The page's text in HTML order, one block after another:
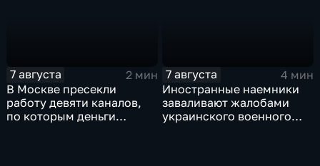
7 августа
2 мин
В Москве пресекли
работу девяти каналов,
по которым деньги
7 августа
4 мин
Иностранные наемники
заваливают жалобами
украинского военного